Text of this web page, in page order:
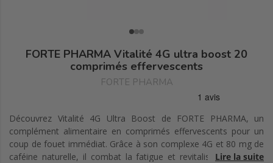
FORTE PHARMA Vitalité 4G ultra boost 20
comprimés effervescents
FORTE PHARMA
Découvrez Vitalité 4G Ultra Boost de FORTE PHARMA, un
complément alimentaire en comprimés effervescents pour un
coup de fouet immédiat. Grâce à son complexe 4G et 80 mg de
caféine naturelle, il combat la fatigue et revitalise le corps et
Lire la suite